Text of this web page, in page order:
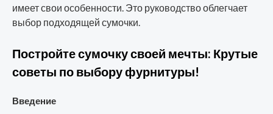
имеет свои особенности. Это руководство облегчает
выбор подходящей сумочки.
Постройте сумочку своей мечты: Крутые
советы по выбору фурнитуры!
Введение